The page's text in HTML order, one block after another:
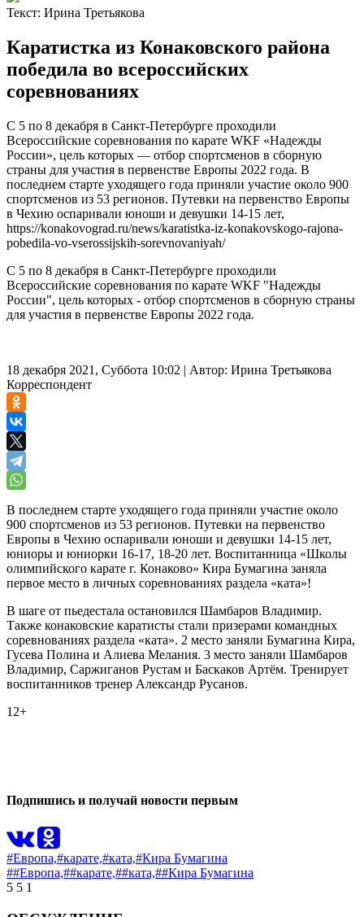
Текст: Ирина Третьякова
Каратистка из Конаковского района
победила во всероссийских
соревнованиях
С 5 по 8 декабря в Санкт-Петербурге проходили
Всероссийские соревнования по карате WKF «Надежды
России», цель которых — отбор спортсменов в сборную
страны для участия в первенстве Европы 2022 года. В
последнем старте уходящего года приняли участие около 900
спортсменов из 53 регионов. Путевки на первенство Европы
в Чехию оспаривали юноши и девушки 14-15 лет,
https://konakovograd.ru/news/karatistka-iz-konakovskogo-rajona-
pobedila-vo-vserossijskih-sorevnovaniyah/
С 5 по 8 декабря в Санкт-Петербурге проходили
Всероссийские соревнования по карате WKF "Надежды
России", цель которых - отбор спортсменов в сборную страны
для участия в первенстве Европы 2022 года.
18 декабря 2021, Суббота 10:02 | Автор: Ирина Третьякова
Корреспондент
В последнем старте уходящего года приняли участие около
900 спортсменов из 53 регионов. Путевки на первенство
Европы в Чехию оспаривали юноши и девушки 14-15 лет,
юниоры и юниорки 16-17, 18-20 лет. Воспитанница «Школы
олимпийского карате г. Конаково» Кира Бумагина заняла
первое место в личных соревнованиях раздела «ката»!
В шаге от пьедестала остановился Шамбаров Владимир.
Также конаковские каратисты стали призерами командных
соревнованиях раздела «ката». 2 место заняли Бумагина Кира,
Гусева Полина и Алиева Мелания. 3 место заняли Шамбаров
Владимир, Саржиганов Рустам и Баскаков Артём. Тренирует
воспитанников тренер Александр Русанов.
12+
Подпишись и получай новости первым
#Европа,#карате,#ката,#Кира Бумагина
##Европа,##карате,##ката,##Кира Бумагина
5 5 1